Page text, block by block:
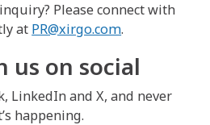
Please connect with
at PR@xirgo.com.
us on social
LinkedIn and X, and never
happening.